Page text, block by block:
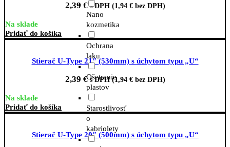
Nano
kozmetika
Ochrana
laku
Ošetrenie
plastov
Starostlivosť
o
kabriolety
2,39 € s DPH (1,94 €bez DPH)
Na sklade
Pridať do košíka
Stierač U-Type 21″ (530mm) s úchytom typu „U“
2,39 € s DPH (1,94 €bez DPH)
Na sklade
Pridať do košíka
Stierač U-Type 20″ (500mm) s úchytom typu „U“